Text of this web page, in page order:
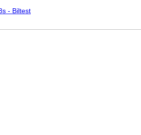
- Biltest